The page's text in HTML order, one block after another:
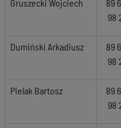
Gruszecki Wojciech
89
98
Dumiński Arkadiusz
89
98
Pielak Bartosz
89
98